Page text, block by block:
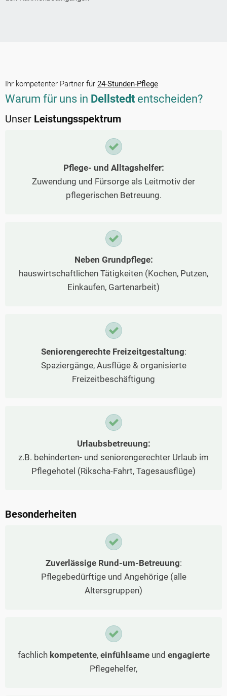
Ihr kompetenter Partner für 24-Stunden-Pflege
Warum für uns in Dellstedt entscheiden?
Unser Leistungsspektrum
Pflege- und Alltagshelfer:
Zuwendung und Fürsorge als Leitmotiv der
pflegerischen Betreuung.
Neben Grundpflege:
hauswirtschaftlichen Tätigkeiten (Kochen, Putzen,
Einkaufen, Gartenarbeit)
Seniorengerechte Freizeitgestaltung:
Spaziergänge, Ausflüge & organisierte
Freizeitbeschäftigung
Urlaubsbetreuung:
z.B. behinderten- und seniorengerechter Urlaub im
Pflegehotel (Rikscha-Fahrt, Tagesausflüge)
Besonderheiten
Zuverlässige Rund-um-Betreuung:
Pflegebedürftige und Angehörige (alle
Altersgruppen)
fachlich kompetente, einfühlsameund engagierte
Pflegehelfer,